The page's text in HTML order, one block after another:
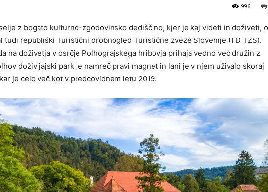
996
z bogato kulturno-zgodovinsko dediščino, kjer je kaj videti in doživeti, o
tudi republiški Turistični drobnogled Turistične zveze Slovenije (TD TZS).
na doživetja v osrčje Polhograjskega hribovja prihaja vedno več družin z
doživljajski park je namreč pravi magnet in lani je v njem uživalo skoraj
je celo več kot v predcovidnem letu 2019.